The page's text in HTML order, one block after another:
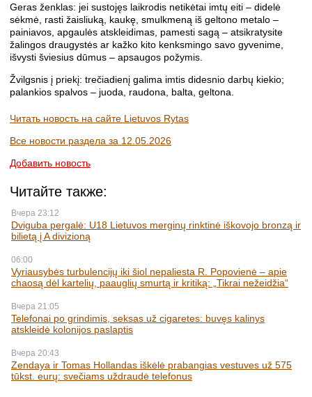
Geras ženklas: jei sustojęs laikrodis netikėtai imtų eiti – didelė
sėkmė, rasti žaisliuką, kaukę, smulkmeną iš geltono metalo –
painiavos, apgaulės atskleidimas, pamesti sagą – atsikratysite
žalingos draugystės ar kažko kito kenksmingo savo gyvenime,
išvysti šviesius dūmus – apsaugos požymis.
Žvilgsnis į priekį: trečiadienį galima imtis didesnio darbų kiekio;
palankios spalvos – juoda, raudona, balta, geltona.
Читать новость на сайте Lietuvos Rytas
Все новости раздела за 12.05.2026
Добавить новость
Читайте также:
Вчера 23:12
Dviguba pergalė: U18 Lietuvos merginų rinktinė iškovojo bronzą ir
bilietą į A divizioną
06:00
Vyriausybės turbulencijų iki šiol nepaliesta R. Popovienė – apie
chaosą dėl kartelių, paauglių smurtą ir kritiką: „Tikrai nežeidžia“
Вчера 21:05
Telefonai po grindimis, seksas už cigaretes: buvęs kalinys
atskleidė kolonijos paslaptis
Вчера 20:43
Zendaya ir Tomas Hollandas iškėlė prabangias vestuves už 575
tūkst. eurų: svečiams uždraudė telefonus